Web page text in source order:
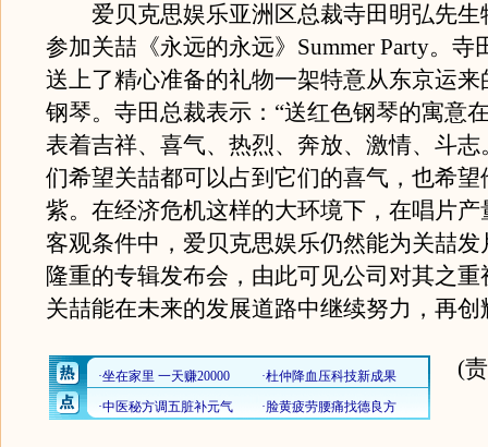
爱贝克思娱乐亚洲区总裁寺田明弘先生
参加关喆《永远的永远》Summer Party。寺
送上了精心准备的礼物一架特意从东京运来
钢琴。寺田总裁表示：“送红色钢琴的寓意
表着吉祥、喜气、热烈、奔放、激情、斗志
们希望关喆都可以占到它们的喜气，也希望
紫。在经济危机这样的大环境下，在唱片产
客观条件中，爱贝克思娱乐仍然能为关喆发
隆重的专辑发布会，由此可见公司对其之
关喆能在未来的发展道路中继续努力，再创
(